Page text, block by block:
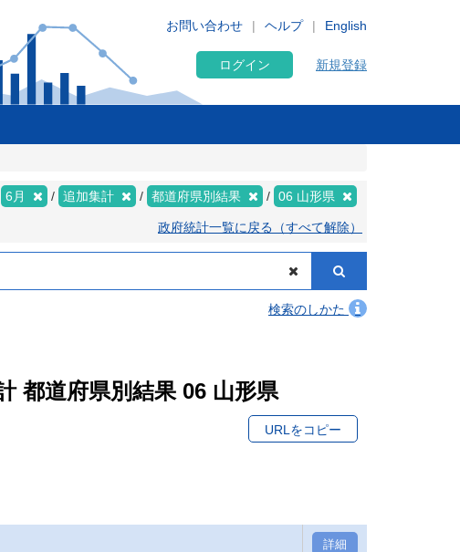
English
お問い合わせ ヘルプ
ログイン 新規登録
6月 追加集計 都道府県別結果 06 山形県
政府統計一覧に戻る（すべて解除）
検索のしかた
都道府県別結果 06 山形県
URLをコピー
詳細